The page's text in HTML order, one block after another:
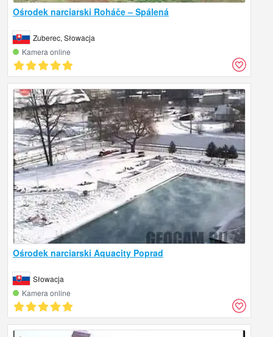
Ośrodek narciarski Roháče – Spálená
Zuberec, Słowacja
Kamera online
Ośrodek narciarski Aquacity Poprad
Słowacja
Kamera online